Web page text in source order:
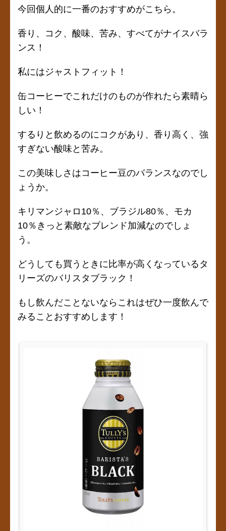
今回個人的に一番のおすすめがこちら。
香り、コク、酸味、苦み、すべてがナイスバラ
ンス！
私にはジャストフィット！
缶コーヒーでこれだけのものが作れたら素晴ら
しい！
するりと飲めるのにコクがあり、香り高く、強
すぎない酸味と苦み。
この美味しさはコーヒー豆のバランスなのでし
ょうか。
キリマンジャロ10％、ブラジル80％、モカ
10％きっと素敵なブレンド加減なのでしょ
う。
どうしても買うときに比率が高くなっているタ
リーズのバリスタブラック！
もし飲んだことないならこれはぜひ一度飲んで
みることおすすめします！